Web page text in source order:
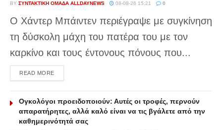
BY ΣΥΝΤΑΚΤΙΚΉ ΟΜΆΔΑ ALLDAYNEWS 08-08-26 15:21 0
Ο Χάντερ Μπάιντεν περιέγραψε με συγκίνηση
τη δύσκολη μάχη του πατέρα του με τον
καρκίνο και τους έντονους πόνους που...
READ MOREDETAILS
Ογκολόγοι προειδοποιούν: Αυτές οι τροφές, περνούν
απαρατήρητες, αλλά καλό είναι να τις βγάλετε από την
καθημερινότητά σας